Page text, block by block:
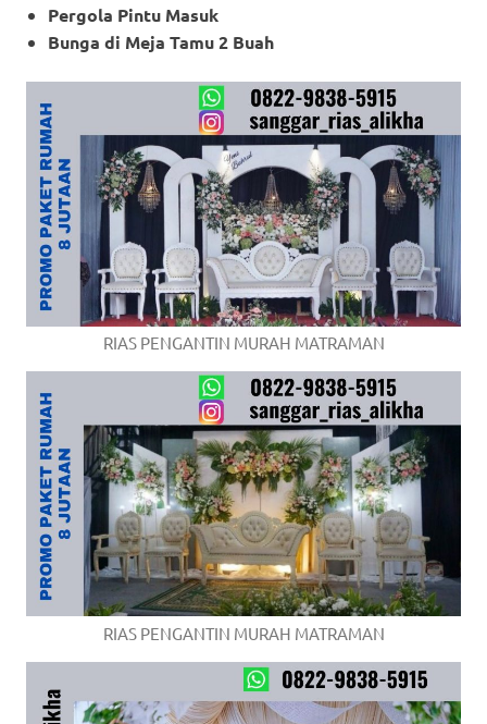
Pergola Pintu Masuk
Bunga di Meja Tamu 2 Buah
RIAS PENGANTIN MURAH MATRAMAN
RIAS PENGANTIN MURAH MATRAMAN